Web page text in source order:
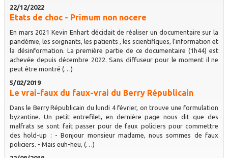
22/12/2022
Etats de choc - Primum non nocere
En mars 2021 Kevin Enhart décidait de réaliser un documentaire sur la
pandémie, les soignants, les patients , les scientifiques, l’information et
la désinformation. La première partie de ce documentaire (1h44) est
achevée depuis décembre 2022. Sans diffuseur pour le moment il ne
peut être montré (…)
5/02/2019
Le vrai-faux du faux-vrai du Berry Républicain
Dans le Berry Républicain du lundi 4 février, on trouve une formulation
byzantine. Un petit entrefilet, en dernière page nous dit que des
malfrats se sont fait passer pour de faux policiers pour commettre
des hold-up : - Bonjour monsieur madame, nous sommes de faux
policiers. - Mais euh-heu, (…)